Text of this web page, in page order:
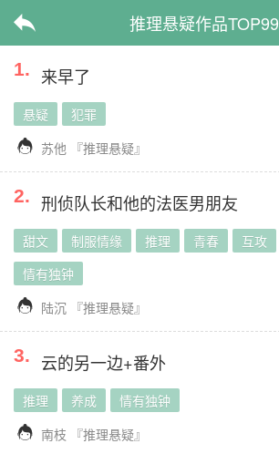
 推理悬疑作品TOP99
1. 来早了
悬疑 犯罪
 苏他 『推理悬疑』
2. 刑侦队长和他的法医男朋友
甜文 制服情缘 推理 青春 互攻
情有独钟
 陆沉 『推理悬疑』
3. 云的另一边+番外
推理 养成 情有独钟
 南枝 『推理悬疑』